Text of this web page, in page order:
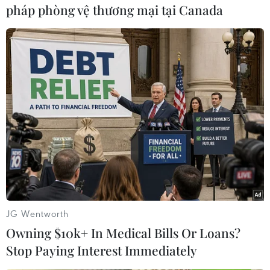
#FIFA
#chuyển nhượng
#kỳ chuyển nhượng mùa Đông
#thương vụ
#bóng đá
Anh
Theo dõi VietnamPlus
pháp phòng vệ thương mại tại Canada
JG Wentworth
Owning $10k+ In Medical Bills Or Loans?
Stop Paying Interest Immediately